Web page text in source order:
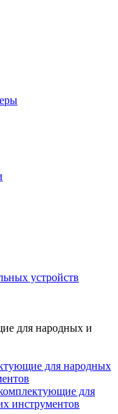
устройств
для народных и
для народных
для
инструментов